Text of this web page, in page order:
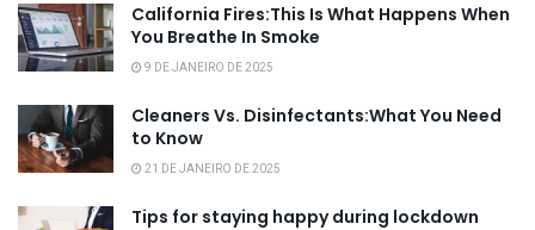
California Fires:This Is What Happens When
You Breathe In Smoke
9 DE JANEIRO DE 2025
Cleaners Vs. Disinfectants:What You Need
to Know
21 DE JANEIRO DE 2025
Tips for staying happy during lockdown